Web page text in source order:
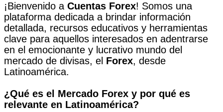
¡Bienvenido a Cuentas Forex! Somos una
plataforma dedicada a brindar información
detallada, recursos educativos y herramientas
clave para aquellos interesados en adentrarse
en el emocionante y lucrativo mundo del
mercado de divisas, el Forex, desde
Latinoamérica.
¿Qué es el Mercado Forex y por qué es
relevante en Latinoamérica?